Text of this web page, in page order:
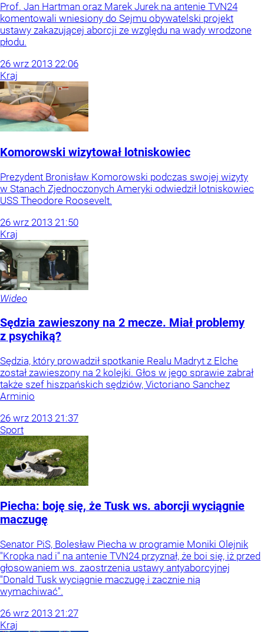
Prof. Jan Hartman oraz Marek Jurek na antenie TVN24
komentowali wniesiony do Sejmu obywatelski projekt
ustawy zakazującej aborcji ze względu na wady wrodzone
płodu.
26 wrz 2013 22:06
Kraj
Komorowski wizytował lotniskowiec
Prezydent Bronisław Komorowski podczas swojej wizyty
w Stanach Zjednoczonych Ameryki odwiedził lotniskowiec
USS Theodore Roosevelt.
26 wrz 2013 21:50
Kraj
Wideo
Sędzia zawieszony na 2 mecze. Miał problemy
z psychiką?
Sędzia, który prowadził spotkanie Realu Madryt z Elche
został zawieszony na 2 kolejki. Głos w jego sprawie zabrał
także szef hiszpańskich sędziów, Victoriano Sanchez
Arminio
26 wrz 2013 21:37
Sport
Piecha: boję się, że Tusk ws. aborcji wyciągnie
maczugę
Senator PiS, Bolesław Piecha w programie Moniki Olejnik
"Kropka nad i" na antenie TVN24 przyznał, że boi się, iż przed
głosowaniem ws. zaostrzenia ustawy antyaborcyjnej
"Donald Tusk wyciągnie maczugę i zacznie nią
wymachiwać".
26 wrz 2013 21:27
Kraj